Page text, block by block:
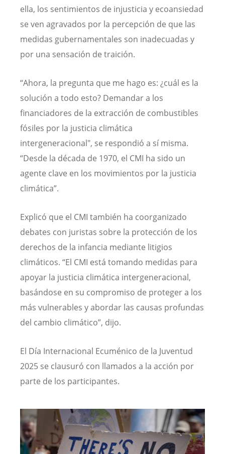
ella, los sentimientos de injusticia y ecoansiedad
se ven agravados por la percepción de que las
medidas gubernamentales son inadecuadas y
por una sensación de traición.
“Ahora, la pregunta que me hago es: ¿cuál es la
solución a todo esto? Demandar a los
financiadores de la extracción de combustibles
fósiles por la justicia climática
intergeneracional", se respondió a sí misma.
“Desde la década de 1970, el CMI ha sido un
agente clave en los movimientos por la justicia
climática”.
Explicó que el CMI también ha coorganizado
debates con juristas sobre la protección de los
derechos de la infancia mediante litigios
climáticos. “El CMI está tomando medidas para
apoyar la justicia climática intergeneracional,
basándose en su compromiso de proteger a los
más vulnerables y abordar las causas profundas
del cambio climático”, dijo.
El Día Internacional Ecuménico de la Juventud
2025 se clausuró con llamados a la acción por
parte de los participantes.
Image